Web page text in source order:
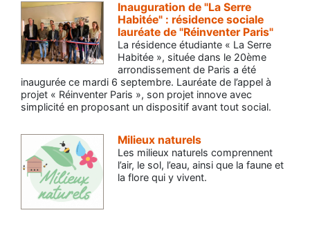
Inauguration de "La Serre
Habitée" : résidence sociale
lauréate de "Réinventer Paris"
La résidence étudiante « La Serre
Habitée », située dans le 20ème
arrondissement de Paris a été
inaugurée ce mardi 6 septembre. Lauréate de l’appel à
projet « Réinventer Paris », son projet innove avec
simplicité en proposant un dispositif avant tout social.
Milieux naturels
Les milieux naturels comprennent
l’air, le sol, l’eau, ainsi que la faune et
la flore qui y vivent.